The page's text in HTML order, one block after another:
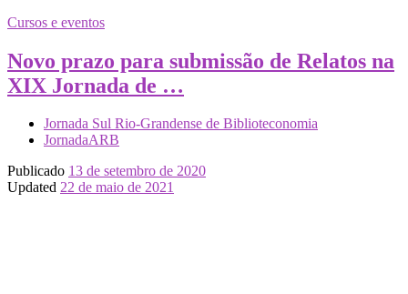
Cursos e eventos
Novo prazo para submissão de Relatos na
XIX Jornada de …
Jornada Sul Rio-Grandense de Biblioteconomia
JornadaARB
Publicado 13 de setembro de 2020
Updated 22 de maio de 2021